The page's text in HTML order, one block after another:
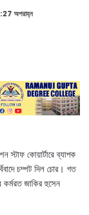
অপরাহ্ন
স্টাফ কোয়ার্টারে ব্যাপক
চম্পট দিল চোর। গত
কর্মরত জাকির হুসেন